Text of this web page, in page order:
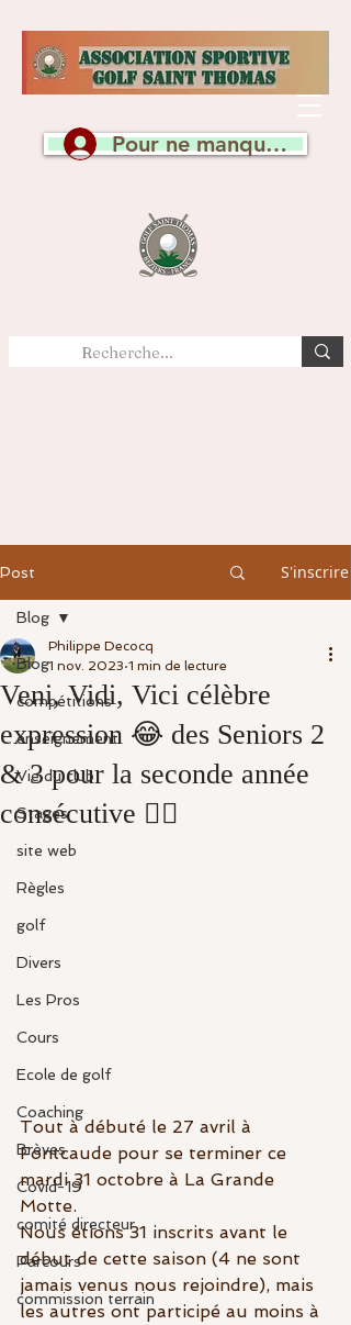
Pour ne manquer
Post S'inscrire
Blog
compétitions
enseignement
Vie du club
Stages
site web
Règles
golf
Divers
Les Pros
Cours
Ecole de golf
Coaching
Brèves
Covid-19
comité directeur
Parcours
commission terrain
Blog
Veni, Vidi, Vici célèbre
expression 😂 des Seniors 2
& 3 pour la seconde année
consécutive 🏌️‍♂️
Philippe Decocq
1 nov. 2023 1 min de lecture
Tout à débuté le 27 avril à
Fontcaude pour se terminer ce
mardi 31 octobre à La Grande
Motte.
Nous étions 31 inscrits avant le
début de cette saison (4 ne sont
jamais venus nous rejoindre), mais
les autres ont participé au moins à